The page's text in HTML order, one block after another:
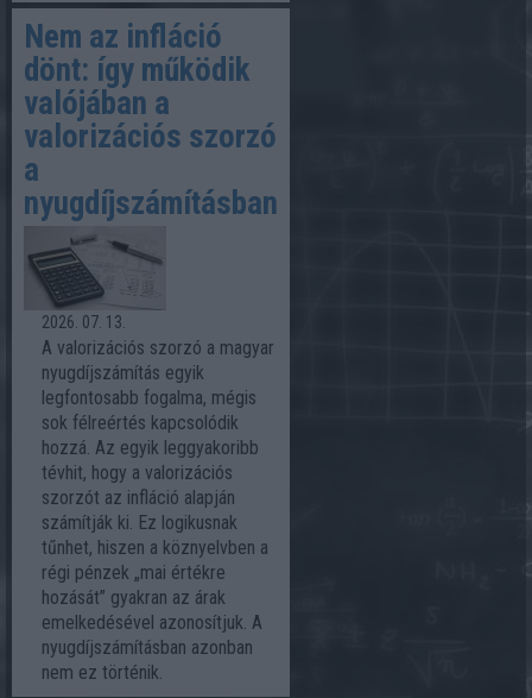
Nem az infláció
dönt: így működik
valójában a
valorizációs szorzó
a
nyugdíjszámításban
2026. 07. 13.
A valorizációs szorzó a magyar
nyugdíjszámítás egyik
legfontosabb fogalma, mégis
sok félreértés kapcsolódik
hozzá. Az egyik leggyakoribb
tévhit, hogy a valorizációs
szorzót az infláció alapján
számítják ki. Ez logikusnak
tűnhet, hiszen a köznyelvben a
régi pénzek „mai értékre
hozását” gyakran az árak
emelkedésével azonosítjuk. A
nyugdíjszámításban azonban
nem ez történik.